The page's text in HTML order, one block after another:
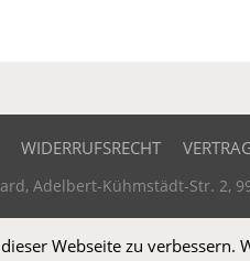
WIDERRUFSRECHT
Adelbert-Kühmstädt-Str. 2,
Webseite zu